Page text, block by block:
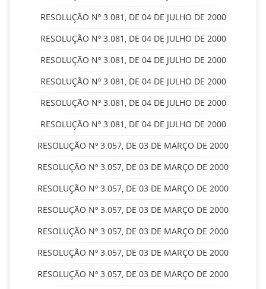
RESOLUÇÃO Nº 3.081, DE 04 DE JULHO DE 2000
RESOLUÇÃO Nº 3.081, DE 04 DE JULHO DE 2000
RESOLUÇÃO Nº 3.081, DE 04 DE JULHO DE 2000
RESOLUÇÃO Nº 3.081, DE 04 DE JULHO DE 2000
RESOLUÇÃO Nº 3.081, DE 04 DE JULHO DE 2000
RESOLUÇÃO Nº 3.081, DE 04 DE JULHO DE 2000
RESOLUÇÃO Nº 3.057, DE 03 DE MARÇO DE 2000
RESOLUÇÃO Nº 3.057, DE 03 DE MARÇO DE 2000
RESOLUÇÃO Nº 3.057, DE 03 DE MARÇO DE 2000
RESOLUÇÃO Nº 3.057, DE 03 DE MARÇO DE 2000
RESOLUÇÃO Nº 3.057, DE 03 DE MARÇO DE 2000
RESOLUÇÃO Nº 3.057, DE 03 DE MARÇO DE 2000
RESOLUÇÃO Nº 3.057, DE 03 DE MARÇO DE 2000